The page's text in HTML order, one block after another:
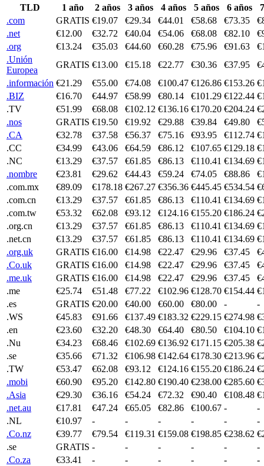
TLD 1 año 2 años 3 años 4 años 5 años 6 años
.com
GRATIS €19.07 €29.34 €44.01 €58.68 €73.35
.net
€12.00 €32.72 €40.04 €54.06 €68.08 €82.10
.org
€13.24 €35.03 €44.60 €60.28 €75.96 €91.63
.Unión
Europea
GRATIS €13.00 €15.18 €22.77 €30.36 €37.95
.información €21.29 €55.00 €74.08 €100.47 €126.86 €153.26
.BIZ
€16.70 €44.97 €58.99 €80.14 €101.29 €122.44
.TV
€51.99 €68.08 €102.12 €136.16 €170.20 €204.24
.nos
GRATIS €19.50 €19.92 €29.88 €39.84 €49.80
.CA
€32.78 €37.58 €56.37 €75.16 €93.95 €112.74
.CC
€34.99 €43.06 €64.59 €86.12 €107.65 €129.18
.NC
€13.29 €37.57 €61.85 €86.13 €110.41 €134.69
.nombre
€23.81 €29.62 €44.43 €59.24 €74.05 €88.86
.com.mx
€89.09 €178.18 €267.27 €356.36 €445.45 €534.54
.com.cn
€13.29 €37.57 €61.85 €86.13 €110.41 €134.69
.com.tw
€53.32 €62.08 €93.12 €124.16 €155.20 €186.24
.org.cn
€13.29 €37.57 €61.85 €86.13 €110.41 €134.69
.net.cn
€13.29 €37.57 €61.85 €86.13 €110.41 €134.69
.org.uk
GRATIS €16.00 €14.98 €22.47 €29.96 €37.45
.Co.uk
GRATIS €16.00 €14.98 €22.47 €29.96 €37.45
.me.uk
GRATIS €16.00 €14.98 €22.47 €29.96 €37.45
.me
€25.74 €51.48 €77.22 €102.96 €128.70 €154.44
.es
GRATIS €20.00 €40.00 €60.00 €80.00 -
-
.WS
€45.83 €91.66 €137.49 €183.32 €229.15 €274.98
.en
€23.60 €32.20 €48.30 €64.40 €80.50 €104.10
.Nu
€34.23 €68.46 €102.69 €136.92 €171.15 €205.38
.se
€35.66 €71.32 €106.98 €142.64 €178.30 €213.96
.TW
€53.47 €62.08 €93.12 €124.16 €155.20 €186.24
.mobi
€60.90 €95.20 €142.80 €190.40 €238.00 €285.60
.Asia
€29.30 €36.16 €54.24 €72.32 €90.40 €108.48
.net.au
€17.81 €47.24 €65.05 €82.86 €100.67 -
-
.NL
€10.97 - - - - -
-
.Co.nz
€39.77 €79.54 €119.31 €159.08 €198.85 €238.62
.se
GRATIS - - - - -
-
.Co.za
€33.41 - - - - -
-